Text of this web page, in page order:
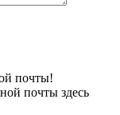
почты!
почты здесь